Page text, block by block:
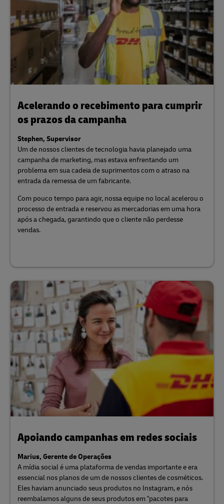
Acelerando o recebimento para cumprir
os prazos da campanha
Stephen, Supervisor
Um de nossos clientes de tecnologia havia planejado uma
campanha de marketing, mas estava enfrentando um
problema em sua cadeia de suprimentos com o atraso na
entrada da remessa de um fabricante.
Com pouco tempo para agir, nossa equipe no local acelerou o
processo de entrada e reservou as mercadorias em uma hora
após a chegada, garantindo que o cliente não perdesse
vendas.
Apoiando campanhas em redes sociais
Marius, Gerente de Operações
A mídia social é uma plataforma de vendas importante e era
essencial nos planos de um de nossos clientes de cosméticos.
Eles haviam anunciado seus produtos no Instagram, e nós
reembalamos alguns de seus produtos em "pacotes para